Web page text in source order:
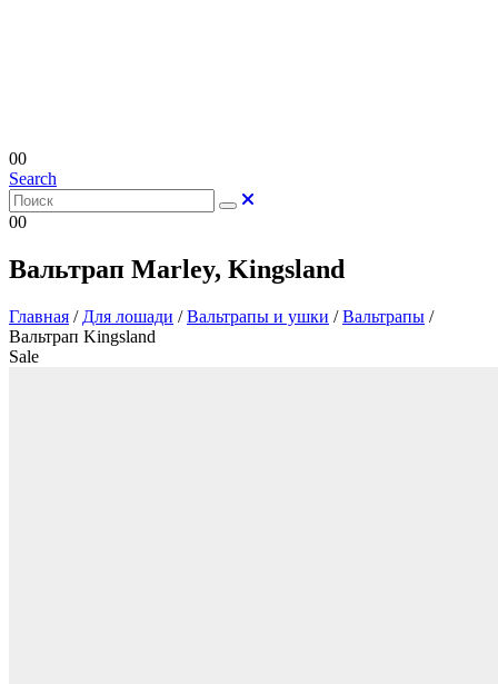
00
Search
00
Вальтрап Marley, Kingsland
Главная / Для лошади /Вальтрапы и ушки /Вальтрапы /
Вальтрап Kingsland
Sale